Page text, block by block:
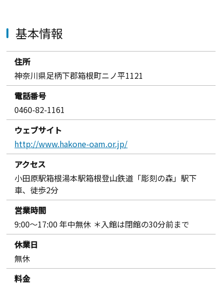
基本情報
住所
神奈川県足柄下郡箱根町ニノ平1121
電話番号
0460-82-1161
ウェブサイト
http://www.hakone-oam.or.jp/
アクセス
小田原駅箱根湯本駅箱根登山鉄道「彫刻の森」駅下
車、徒歩2分
営業時間
9:00〜17:00 年中無休 ＊入館は閉館の30分前まで
休業日
無休
料金